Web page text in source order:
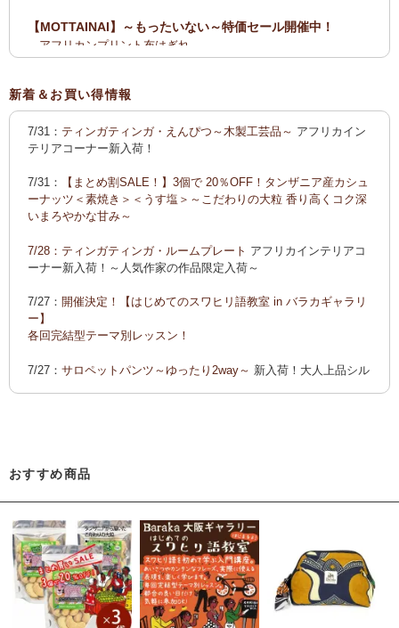
【MOTTAINAI】～もったいない～特価セール開催中！
アフリカンプリント布はぎれ
ティンガティンガ・アート【会員様シークレットセール】ワケ
【全国送料無料サービス】タンザニア産コーヒー・紅茶・ス
パイス・デーツ・乳香・モリンガ・書籍
2025新刊！「アフリカのむかしばなし〈全3巻〉」
カンガ～アフリカの生活布～ 新柄入荷！〈大判復刻版〉入
荷！
花柄、アフリカの面白柄、ジオメトリック柄など5つのカテゴリ
カンガ 会員様お買い得！
カンガ 人気柄が限定数再入荷！
限
定生産記念カンガ 会員セール中！
「ポイントカーニバル」開催中
◆お買い上げ商品へのご感想をお送り下さると、お買い物に使
えるポイントプレゼント！詳しくは、
新着＆お買い得情報
7/31： ティンガティンガ・えんぴつ～木製工芸品～ アフリカイン
テリアコーナー新入荷！
7/31：
【まとめ割SALE！】3個で 20％OFF！タンザニア産カシュ
ーナッツ＜素焼き＞＜うす塩＞～こだわりの大粒 香り高くコク深
いまろやかな甘み～
7/28： ティンガティンガ・ルームプレート アフリカインテリアコ
ーナー新入荷！～人気作家の作品限定入荷～
7/27： 開催決定！【はじめてのスワヒリ語教室 in バラカギャラリ
ー】
各回完結型テーマ別レッスン！
7/27： サロペットパンツ～ゆったり2way～ 新入荷！大人上品シル
7/21：夏休み開催決定！【アフリカンワークショップ in バラカギ
ャラリー】
「ティンガティンガ・うちわ作り」 「ティンガティンガを描こ
う」
7/21：リバーシブルB4トートバッグ新入荷！
おすすめ商品